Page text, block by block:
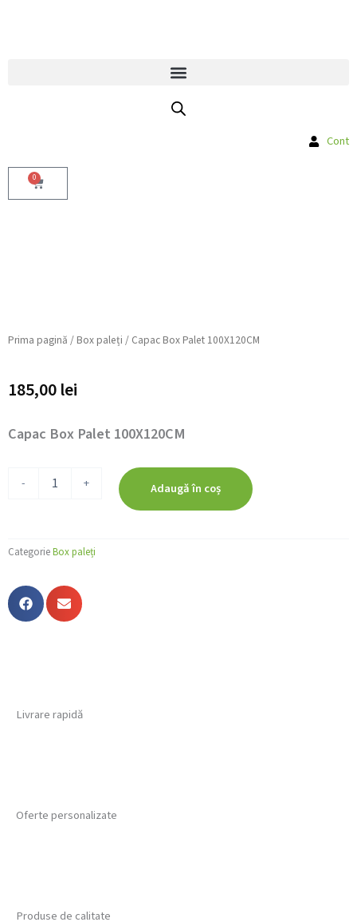
800 Lei la produsele Bag in Box
Cont
0
Cart
Prima pagină / Box paleți / Capac Box Palet 100X120CM
185,00lei
Capac Box Palet 100X120CM
- + Adaugă în coș
CategorieBox paleți
Livrare rapidă
Oferte personalizate
Produse de calitate